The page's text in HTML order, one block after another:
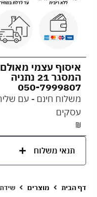
איסוף עצמי
המסגר 21 נתניה
050-7999807
עסקים
₪
תנאי משלוח
דף הבית מוצרים